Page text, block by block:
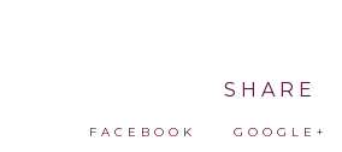
SHARE
FACEBOOK GOOGLE+